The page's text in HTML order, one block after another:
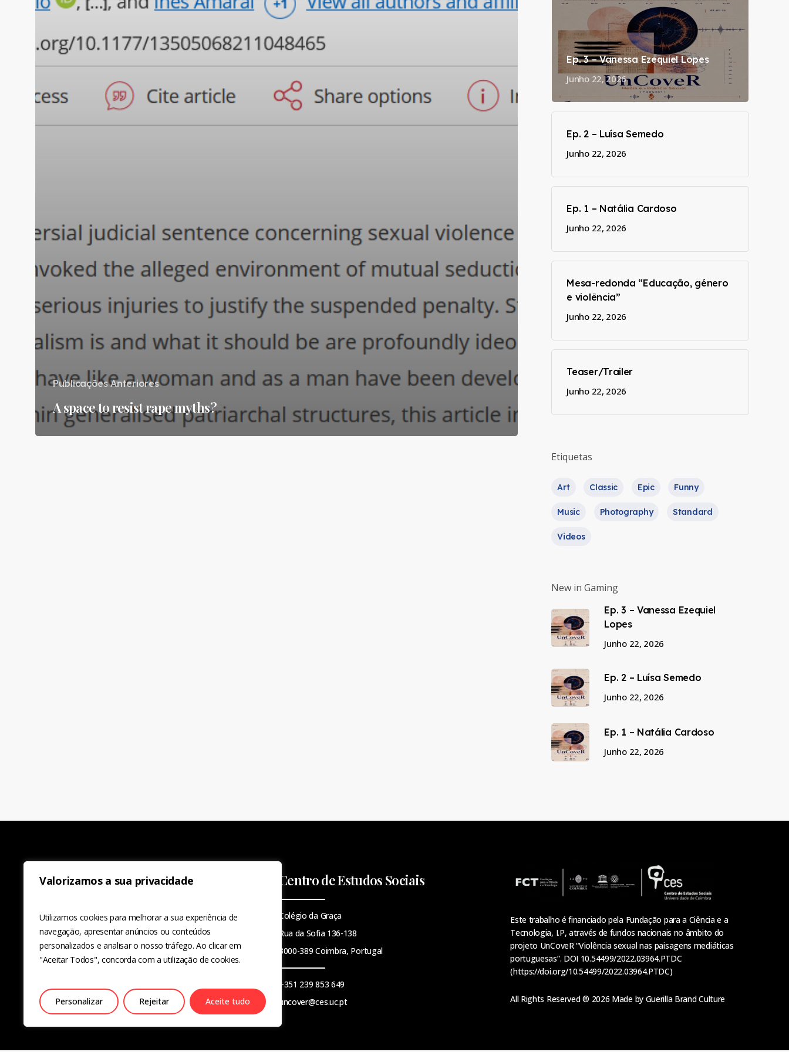
Valorizamos a sua privacidade
Utilizamos cookies para melhorar a sua experiência de
navegação, apresentar anúncios ou conteúdos
personalizados e analisar o nosso tráfego. Ao clicar em
"Aceitar Todos", concorda com a utilização de cookies.
Personalizar Rejeitar Aceite tudo
Publicações Anteriores
A space to resist rape myths?
Ep. 3 – Vanessa Ezequiel Lopes
Junho 22, 2026
Ep. 2 – Luísa Semedo
Junho 22, 2026
Ep. 1 – Natália Cardoso
Junho 22, 2026
Mesa-redonda “Educação, género
e violência”
Junho 22, 2026
Teaser/Trailer
Junho 22, 2026
Etiquetas
Art Classic Epic Funny
Music Photography Standard
Videos
New in Gaming
Ep. 3 – Vanessa Ezequiel
Lopes
Junho 22, 2026
Ep. 2 – Luísa Semedo
Junho 22, 2026
Ep. 1 – Natália Cardoso
Junho 22, 2026
Política de Privacidade
Centro de Estudos Sociais
Colégio da Graça
Rua da Sofia 136-138
3000-389 Coimbra, Portugal
+351 239 853 649
uncover@ces.uc.pt
Este trabalho é financiado pela Fundação para a Ciência e a
Tecnologia, I.P, através de fundos nacionais no âmbito do
projeto UnCoveR “Violência sexual nas paisagens mediáticas
portuguesas”. DOI 10.54499/2022.03964.PTDC
(https://doi.org/10.54499/2022.03964.PTDC)
All Rights Reserved ® 2026 Made by Guerilla Brand Culture